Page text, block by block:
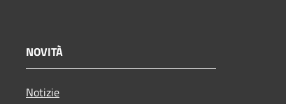
NOVITÀ
Notizie